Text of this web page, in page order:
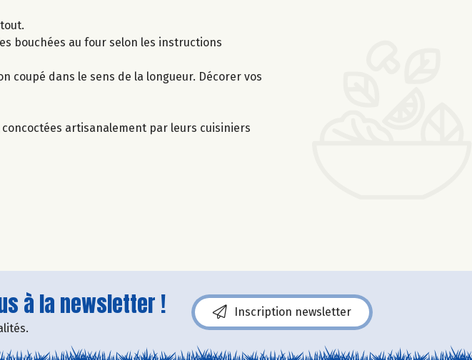
bouchées au four selon les instructions
coupé dans le sens de la longueur. Décorer vos
artisanalement par leurs cuisiniers
à la newsletter ! Inscription newsletter